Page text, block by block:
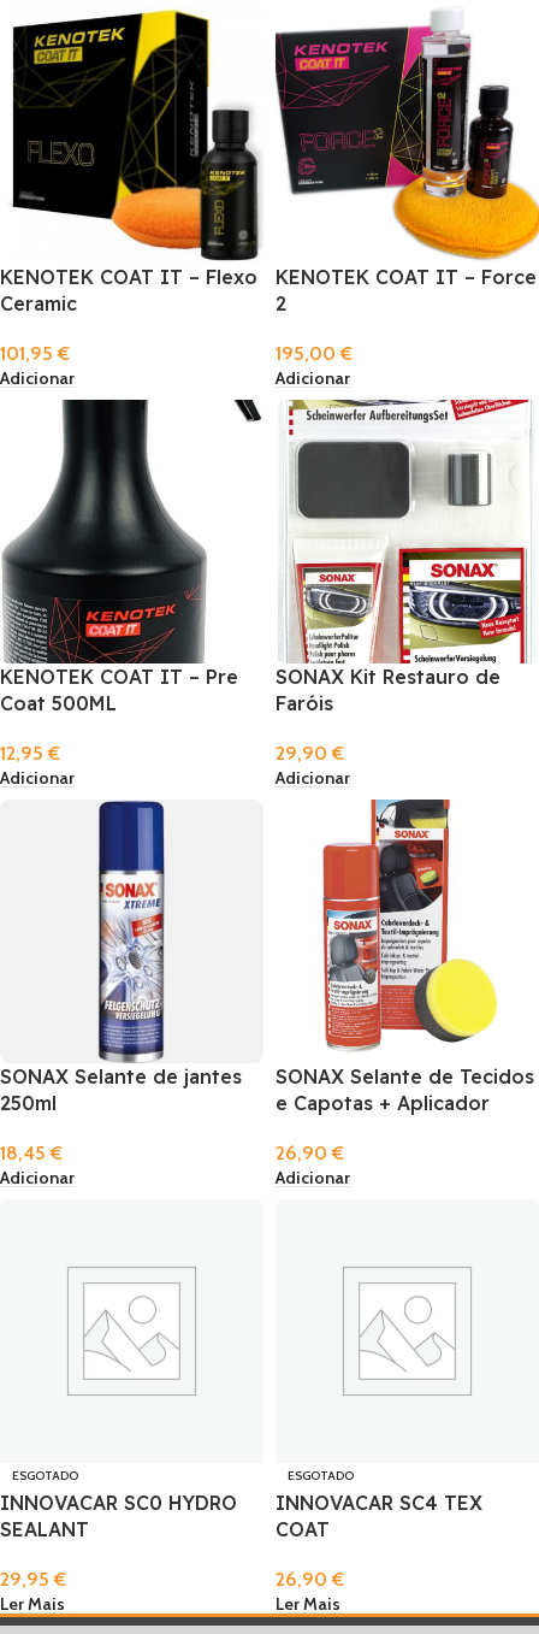
KENOTEK COAT IT – Flexo
Ceramic
101,95€
Adicionar
KENOTEK COAT IT – Force
2
195,00€
Adicionar
KENOTEK COAT IT – Pre
Coat 500ML
12,95€
Adicionar
SONAX Kit Restauro de
Faróis
29,90€
Adicionar
SONAX Selante de jantes
250ml
18,45€
Adicionar
SONAX Selante de Tecidos
e Capotas + Aplicador
26,90€
Adicionar
ESGOTADO
INNOVACAR SC0 HYDRO
SEALANT
29,95€
Ler Mais
ESGOTADO
INNOVACAR SC4 TEX
COAT
26,90€
Ler Mais